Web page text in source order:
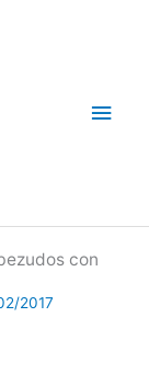
con
2017